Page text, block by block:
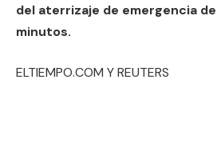
del aterrizaje de emergencia
minutos.
ELTIEMPO.COM Y REUTERS